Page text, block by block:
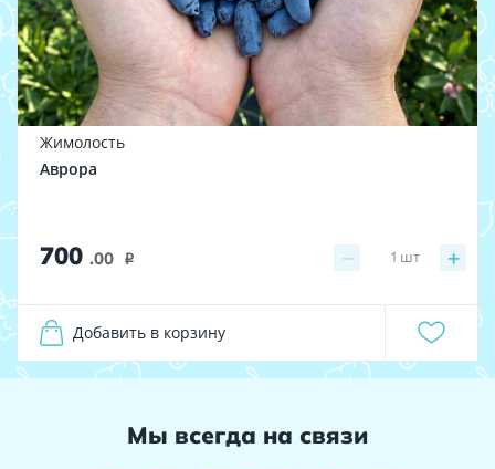
Жимолость
Аврора
700 .00 i − +
1 шт
Добавить в корзину
Мы всегда на связи